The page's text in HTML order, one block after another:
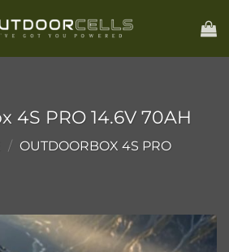
4S PRO 14.6V 70AH
/ OUTDOORBOX 4S PRO